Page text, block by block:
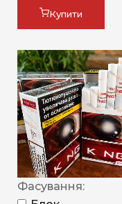
Купити
Фасування: